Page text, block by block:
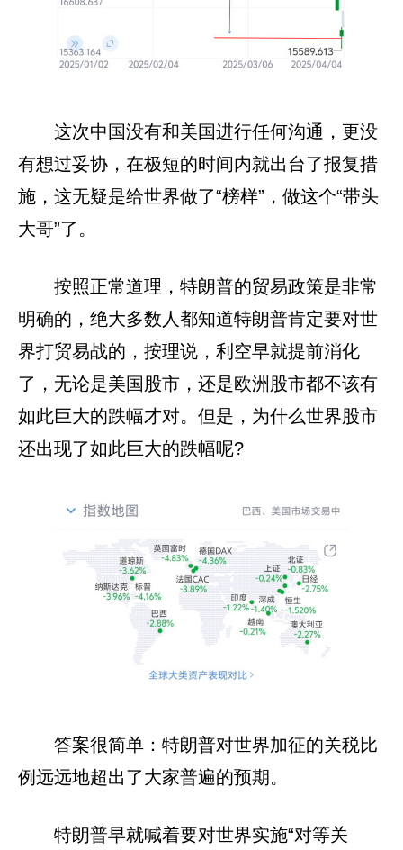
这次中国没有和美国进行任何沟通，更没
有想过妥协，在极短的时间内就出台了报复措
施，这无疑是给世界做了“榜样”，做这个“带头
大哥”了。
按照正常道理，特朗普的贸易政策是非常
明确的，绝大多数人都知道特朗普肯定要对世
界打贸易战的，按理说，利空早就提前消化
了，无论是美国股市，还是欧洲股市都不该有
如此巨大的跌幅才对。但是，为什么世界股市
还出现了如此巨大的跌幅呢?
答案很简单：特朗普对世界加征的关税比
例远远地超出了大家普遍的预期。
特朗普早就喊着要对世界实施“对等关